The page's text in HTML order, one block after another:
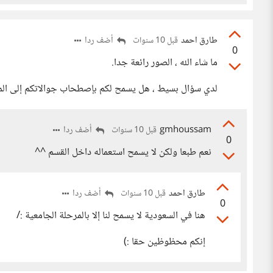
0
طارق احمد قبل 10 سنوات أضف ردا
ما شاء الله ، الصور رائعة جدا.
لدي سؤال بسيط ، هل يسمح لكم بإصطحاب جوالاتكم إلى
0
gmhoussam قبل 10 سنوات أضف ردا
نعم طبعا ولكن لا يسمح استعماله داخل القسم ^^
0
طارق احمد قبل 10 سنوات أضف ردا
هنا في السعودية لا يسمح لنا إلا بالمرحلة الجامعية :/
إنكم محظوظين حقا :)